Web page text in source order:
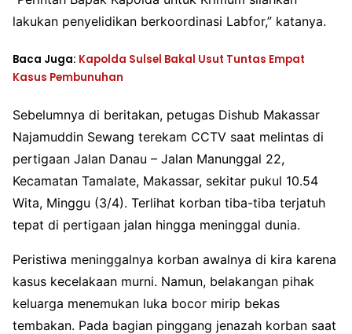
lakukan penyelidikan berkoordinasi Labfor,” katanya.
Baca Juga: Kapolda Sulsel Bakal Usut Tuntas Empat
Kasus Pembunuhan
Sebelumnya di beritakan, petugas Dishub Makassar
Najamuddin Sewang terekam CCTV saat melintas di
pertigaan Jalan Danau – Jalan Manunggal 22,
Kecamatan Tamalate, Makassar, sekitar pukul 10.54
Wita, Minggu (3/4). Terlihat korban tiba-tiba terjatuh
tepat di pertigaan jalan hingga meninggal dunia.
Peristiwa meninggalnya korban awalnya di kira karena
kasus kecelakaan murni. Namun, belakangan pihak
keluarga menemukan luka bocor mirip bekas
tembakan. Pada bagian pinggang jenazah korban saat